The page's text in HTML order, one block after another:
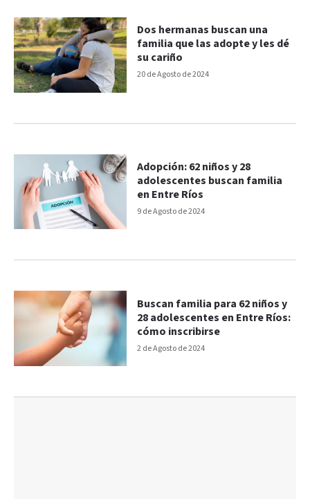
20 de Agosto de 2024
Dos hermanas buscan una
familia que las adopte y les dé
su cariño
9 de Agosto de 2024
Adopción: 62 niños y 28
adolescentes buscan familia
en Entre Ríos
2 de Agosto de 2024
Buscan familia para 62 niños y
28 adolescentes en Entre Ríos:
cómo inscribirse